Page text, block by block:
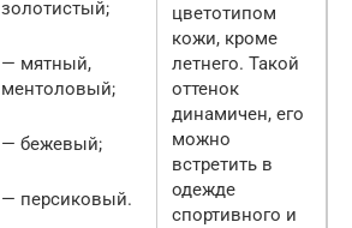
золотистый;
— мятный,
ментоловый;
— бежевый;
— персиковый.
цветотипом
кожи, кроме
летнего. Такой
оттенок
динамичен, его
можно
встретить в
одежде
спортивного и